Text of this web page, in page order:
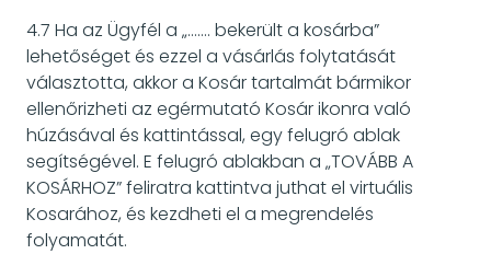
4.7 Ha az Ügyfél a „……. bekerült a kosárba”
lehetőséget és ezzel a vásárlás folytatását
választotta, akkor a Kosár tartalmát bármikor
ellenőrizheti az egérmutató Kosár ikonra való
húzásával és kattintással, egy felugró ablak
segítségével. E felugró ablakban a „TOVÁBB A
KOSÁRHOZ” feliratra kattintva juthat el virtuális
Kosarához, és kezdheti el a megrendelés
folyamatát.